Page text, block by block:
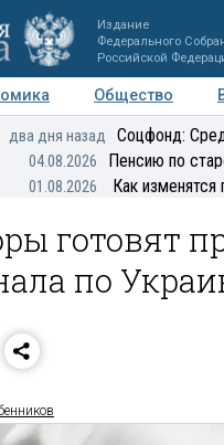
Издание
Федерального
Российской
Общество
Мнения
два дня назад Соцфонд:
04.08.2026 Пенсию по
01.08.2026 Как
готовят
по